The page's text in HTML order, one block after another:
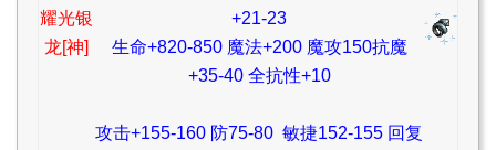
耀光银
龙[神]
+21-23
生命+820-850 魔法+200 魔攻150抗魔
+35-40 全抗性+10
攻击+155-160 防75-80 敏捷152-155 回复